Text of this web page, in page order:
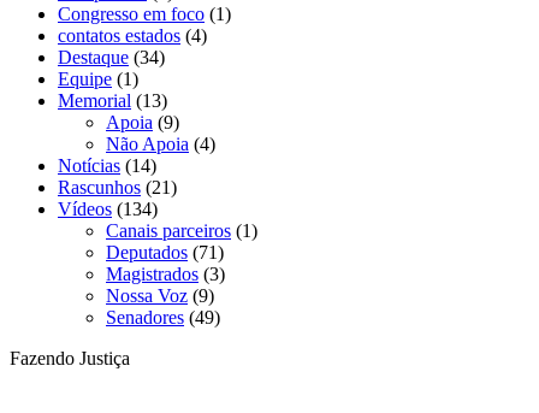
Congresso em foco (1)
contatos estados (4)
Destaque (34)
Equipe (1)
Memorial (13)
Apoia (9)
Não Apoia (4)
Notícias (14)
Rascunhos (21)
Vídeos (134)
Canais parceiros (1)
Deputados (71)
Magistrados (3)
Nossa Voz (9)
Senadores (49)
Fazendo Justiça